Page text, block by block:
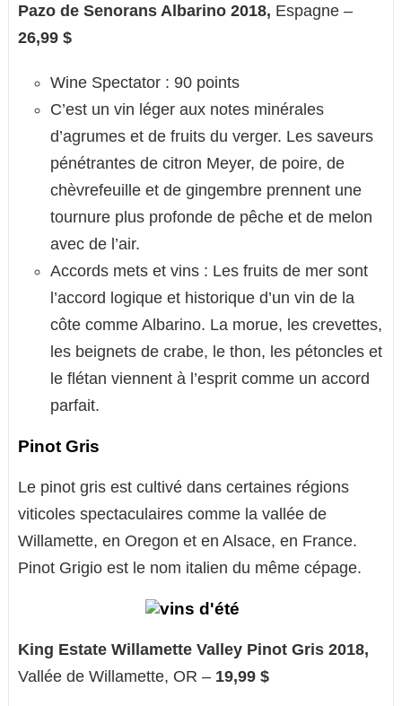
Pazo de Senorans Albarino 2018, Espagne –
26,99 $
Wine Spectator : 90 points
C’est un vin léger aux notes minérales
d’agrumes et de fruits du verger. Les saveurs
pénétrantes de citron Meyer, de poire, de
chèvrefeuille et de gingembre prennent une
tournure plus profonde de pêche et de melon
avec de l’air.
Accords mets et vins : Les fruits de mer sont
l’accord logique et historique d’un vin de la
côte comme Albarino. La morue, les crevettes,
les beignets de crabe, le thon, les pétoncles et
le flétan viennent à l’esprit comme un accord
parfait.
Pinot Gris
Le pinot gris est cultivé dans certaines régions
viticoles spectaculaires comme la vallée de
Willamette, en Oregon et en Alsace, en France.
Pinot Grigio est le nom italien du même cépage.
King Estate Willamette Valley Pinot Gris 2018,
Vallée de Willamette, OR – 19,99 $